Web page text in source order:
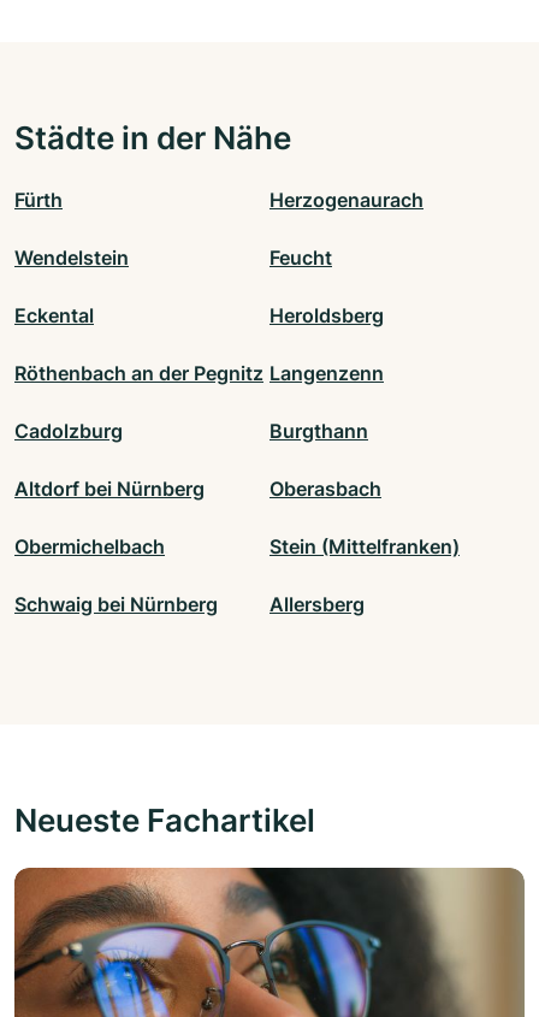
Städte in der Nähe
Fürth Herzogenaurach
Wendelstein Feucht
Eckental Heroldsberg
Röthenbach an der Pegnitz Langenzenn
Cadolzburg Burgthann
Altdorf bei Nürnberg Oberasbach
Obermichelbach Stein (Mittelfranken)
Schwaig bei Nürnberg Allersberg
Neueste Fachartikel